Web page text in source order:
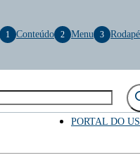
PORTAL DO
1 Conteúdo 2 Menu 3 Rodapé